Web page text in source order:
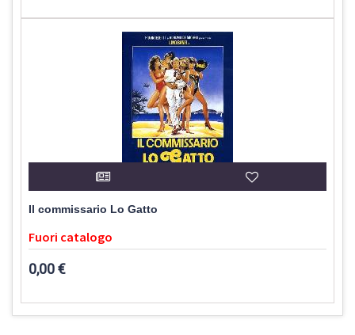
Il commissario Lo Gatto
Fuori catalogo
0,00 €